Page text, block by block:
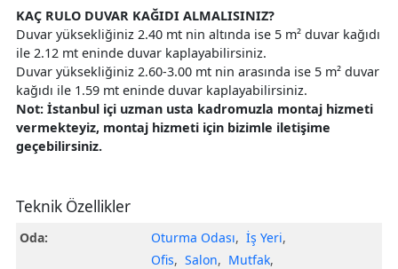
KAÇ RULO DUVAR KAĞIDI ALMALISINIZ?
Duvar yüksekliğiniz 2.40 mt nin altında ise 5 m² duvar kağıdı
ile 2.12 mt eninde duvar kaplayabilirsiniz.
Duvar yüksekliğiniz 2.60-3.00 mt nin arasında ise 5 m² duvar
kağıdı ile 1.59 mt eninde duvar kaplayabilirsiniz.
Not: İstanbul içi uzman usta kadromuzla montaj hizmeti
vermekteyiz, montaj hizmeti için bizimle iletişime
geçebilirsiniz.
Teknik Özellikler
Oda: Oturma Odası, İş Yeri,
Ofis, Salon, Mutfak,